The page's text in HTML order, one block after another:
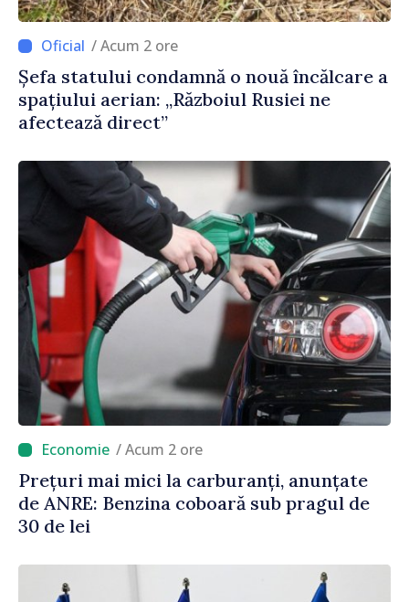
/ Acum 2 ore
Șefa statului condamnă o nouă încălcare a
spațiului aerian: „Războiul Rusiei ne
afectează direct”
/ Acum 2 ore
Prețuri mai mici la carburanți, anunțate
de ANRE: Benzina coboară sub pragul de
30 de lei